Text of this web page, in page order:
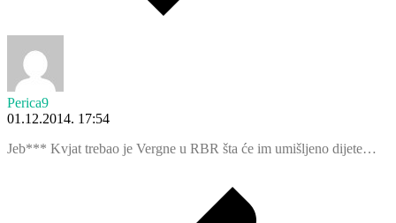
Perica9
01.12.2014. 17:54
Jeb*** Kvjat trebao je Vergne u RBR šta će im umišljeno dijete…